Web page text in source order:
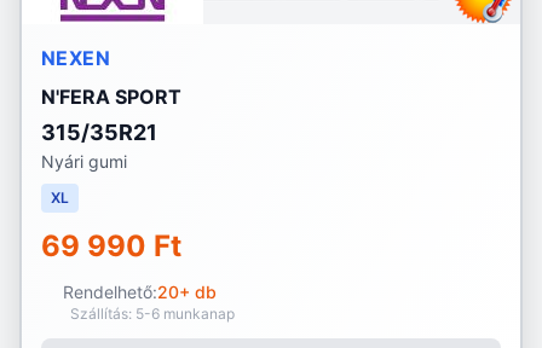
NEXEN
N'FERA SPORT
315/35R21
Nyári gumi
XL
69 990 Ft
Rendelhető:20+ db
Szállítás: 5-6 munkanap